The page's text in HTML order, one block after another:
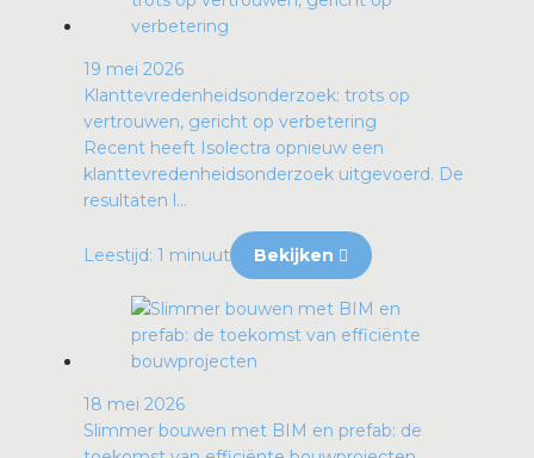
19 mei 2026
Klanttevredenheidsonderzoek: trots op
vertrouwen, gericht op verbetering
Recent heeft Isolectra opnieuw een
klanttevredenheidsonderzoek uitgevoerd. De
resultaten l...
Leestijd: 1 minuut Bekijken
18 mei 2026
Slimmer bouwen met BIM en prefab: de